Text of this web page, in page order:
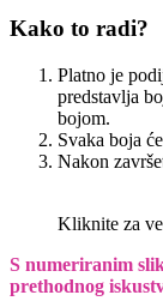
Kako to radi?
Platno je
predstavlja
bojom.
Svaka boja
Nakon
Kliknite za
S numeriranim
prethodnog